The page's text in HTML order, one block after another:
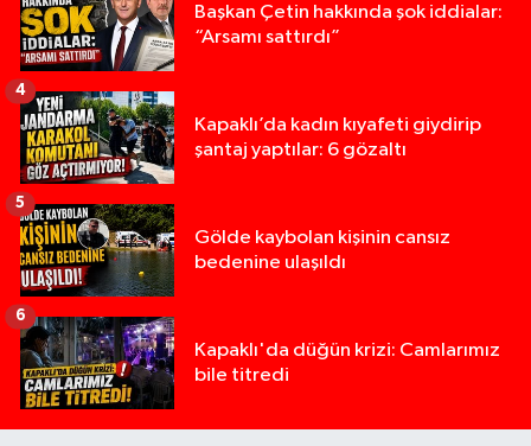
Başkan Çetin hakkında şok iddialar:
“Arsamı sattırdı”
Kapaklı’da kadın kıyafeti giydirip
şantaj yaptılar: 6 gözaltı
4
Gölde kaybolan kişinin cansız
bedenine ulaşıldı
5
Kapaklı'da düğün krizi: Camlarımız
bile titredi
6